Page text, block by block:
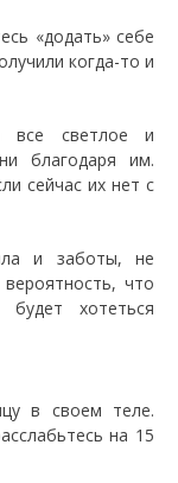
«додать» себе
когда-то и
все светлое и
благодаря им.
сейчас их нет с
и заботы, не
что
хотеться
в своем теле.
на 15